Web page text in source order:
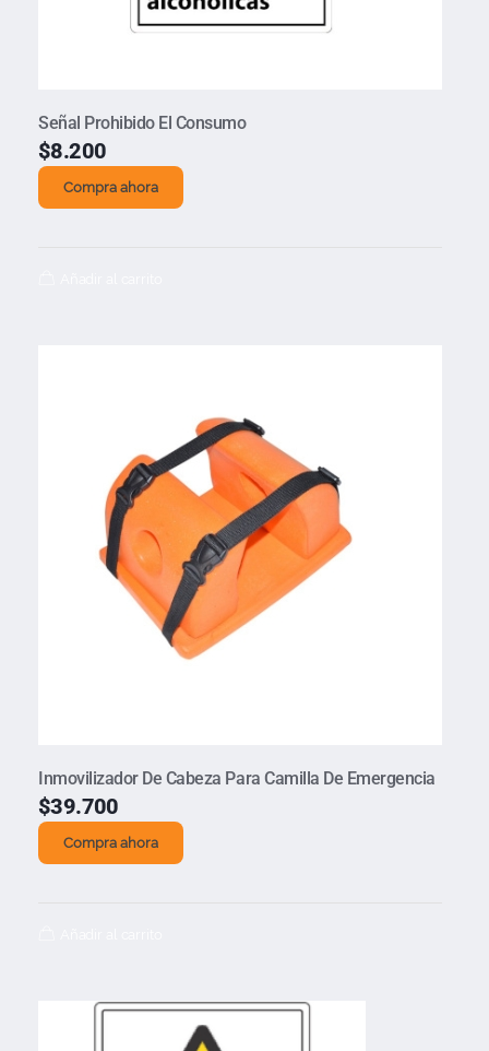
Señal Prohibido El Consumo
$8.200
Compra ahora
Inmovilizador De Cabeza Para Camilla De Emergencia
$39.700
Compra ahora